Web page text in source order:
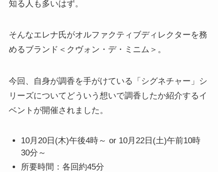
知る人も多いはず。
そんなエレナ氏がオルファクティブディレクターを務
めるブランド＜クヴォン・デ・ミニム＞。
今回、自身が調香を手がけている「シグネチャー」シ
リーズについてどういう想いで調香したか紹介するイ
ベントが開催されました。
10月20日(木)午後4時～ or 10月22日(土)午前10時
30分～
所要時間：各回約45分